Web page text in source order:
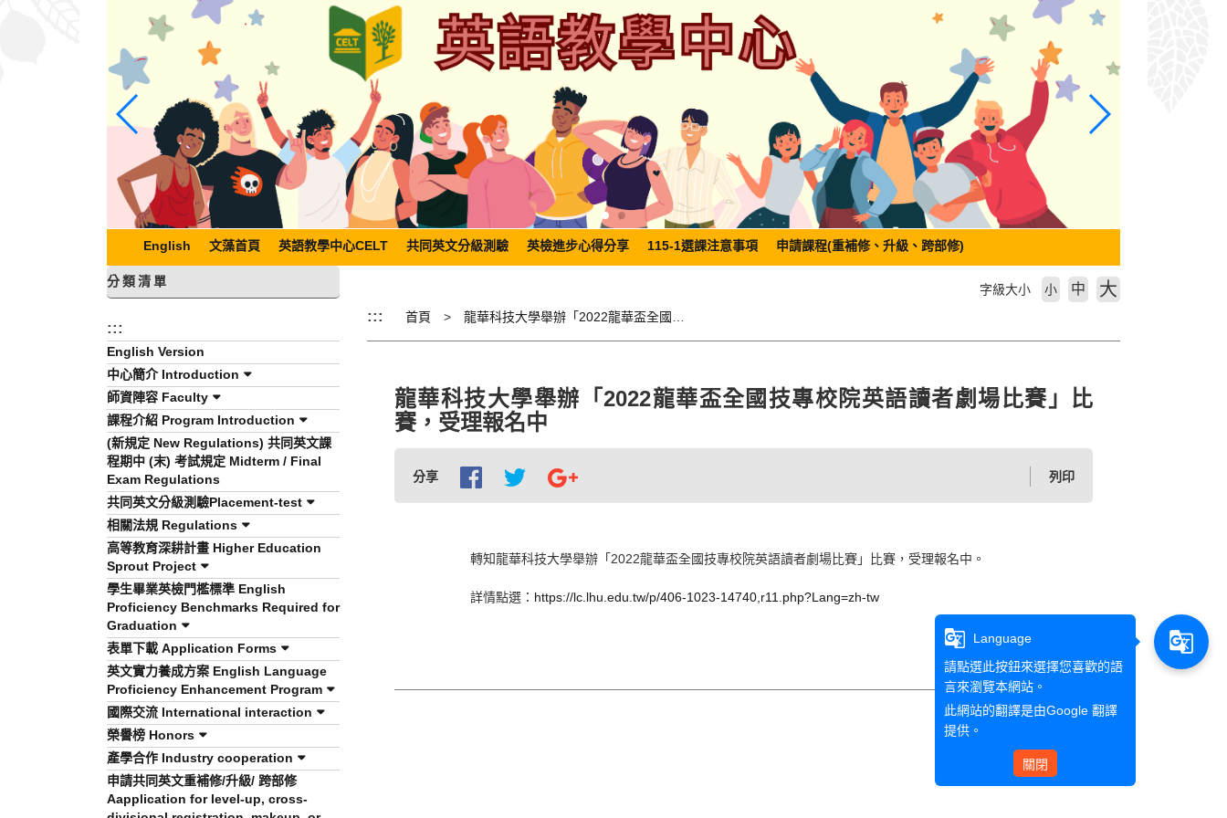
English 文藻首頁 英語教學中心CELT 共同英文分級測驗 英檢進步心得分享 115-1選課注意事項 申請課程(重補修、升級、跨部修)
分類清單
:::
English Version
中心簡介 Introduction
師資陣容 Faculty
課程介紹 Program Introduction
(新規定 New Regulations) 共同英文課
程期中 (末) 考試規定 Midterm / Final
Exam Regulations
共同英文分級測驗Placement-test
相關法規 Regulations
高等教育深耕計畫 Higher Education
Sprout Project
學生畢業英檢門檻標準 English
Proficiency Benchmarks Required for
Graduation
表單下載 Application Forms
英文實力養成方案 English Language
Proficiency Enhancement Program
國際交流 International interaction
榮譽榜 Honors
產學合作 Industry cooperation
申請共同英文重補修/升級/ 跨部修
Aapplication for level-up, cross-
::: 首頁
字級大小 小 中 大
龍華科技大學舉辦「2022龍華盃全國技專校院英語讀者劇場比賽」比
賽，受理報名中
分享 列印
轉知龍華科技大學舉辦「 2022龍華盃全國技專校院英語讀者劇場比賽」比賽，受理報名中。
詳情點選： https://lc.lhu.edu.tw/p/406-1023-14740,r11.php?Lang=zh-tw
g_translate
Language
請點選此按鈕來選擇您喜歡的語
言來瀏覽本網站。
此網站的翻譯是由Google 翻譯
提供。
關閉
g_translate